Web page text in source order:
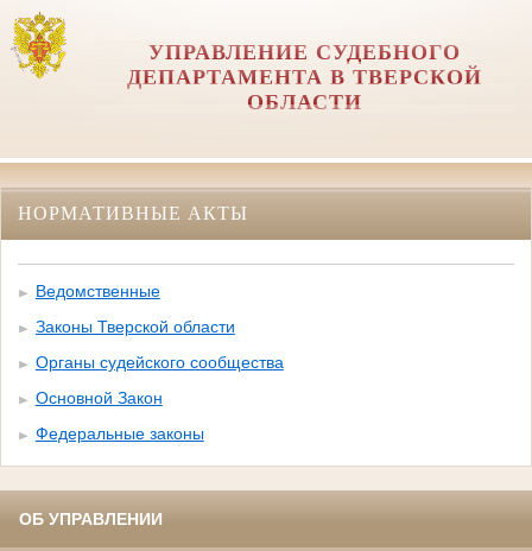
УПРАВЛЕНИЕ СУДЕБНОГО
ДЕПАРТАМЕНТА В ТВЕРСКОЙ
ОБЛАСТИ
НОРМАТИВНЫЕ АКТЫ
Ведомственные
Законы Тверской области
Органы судейского сообщества
Основной Закон
Федеральные законы
ОБ УПРАВЛЕНИИ